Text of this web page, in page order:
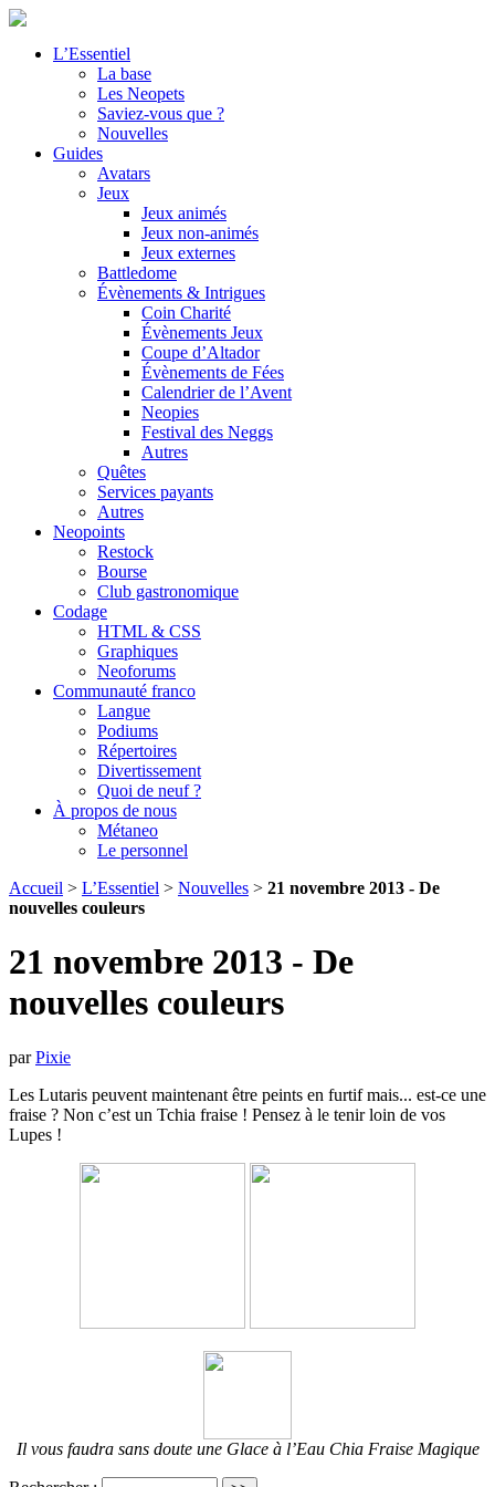
L’Essentiel
La base
Les Neopets
Saviez-vous que ?
Nouvelles
Guides
Avatars
Jeux
Jeux animés
Jeux non-animés
Jeux externes
Battledome
Évènements & Intrigues
Coin Charité
Évènements Jeux
Coupe d’Altador
Évènements de Fées
Calendrier de l’Avent
Neopies
Festival des Neggs
Autres
Quêtes
Services payants
Autres
Neopoints
Restock
Bourse
Club gastronomique
Codage
HTML & CSS
Graphiques
Neoforums
Communauté franco
Langue
Podiums
Répertoires
Divertissement
Quoi de neuf ?
À propos de nous
Métaneo
Le personnel
Accueil > L’Essentiel > Nouvelles > 21 novembre 2013 - De
nouvelles couleurs
21 novembre 2013 - De
nouvelles couleurs
parPixie
Les Lutaris peuvent maintenant être peints en furtif mais... est-ce une
fraise ? Non c’est un Tchia fraise ! Pensez à le tenir loin de vos
Lupes !
Il vous faudra sans doute une Glace à l’Eau Chia Fraise Magique